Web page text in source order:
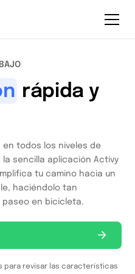
rápida y
en todos los niveles de
sencilla aplicación Activy
tu camino hacia un
haciéndolo tan
paseo en bicicleta.
para revisar las características